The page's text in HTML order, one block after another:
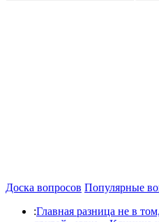
Доска вопросов Популярные
:Главная разница не в